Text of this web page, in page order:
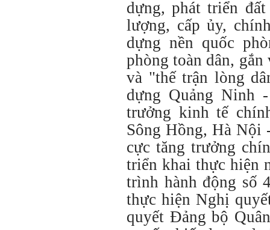
dựng, phát triển
lượng, cấp ủy,
dựng nền quốc
phòng toàn dân,
và "thế trận lòng
dựng Quảng Ninh
trưởng kinh tế
Sông Hồng, Hà Nội
cực tăng trưởng
triển khai thực hiện
trình hành động số
thực hiện Nghị
quyết Đảng bộ